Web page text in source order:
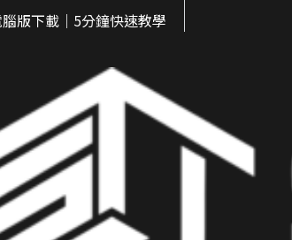
版下載｜5分鐘快速教學